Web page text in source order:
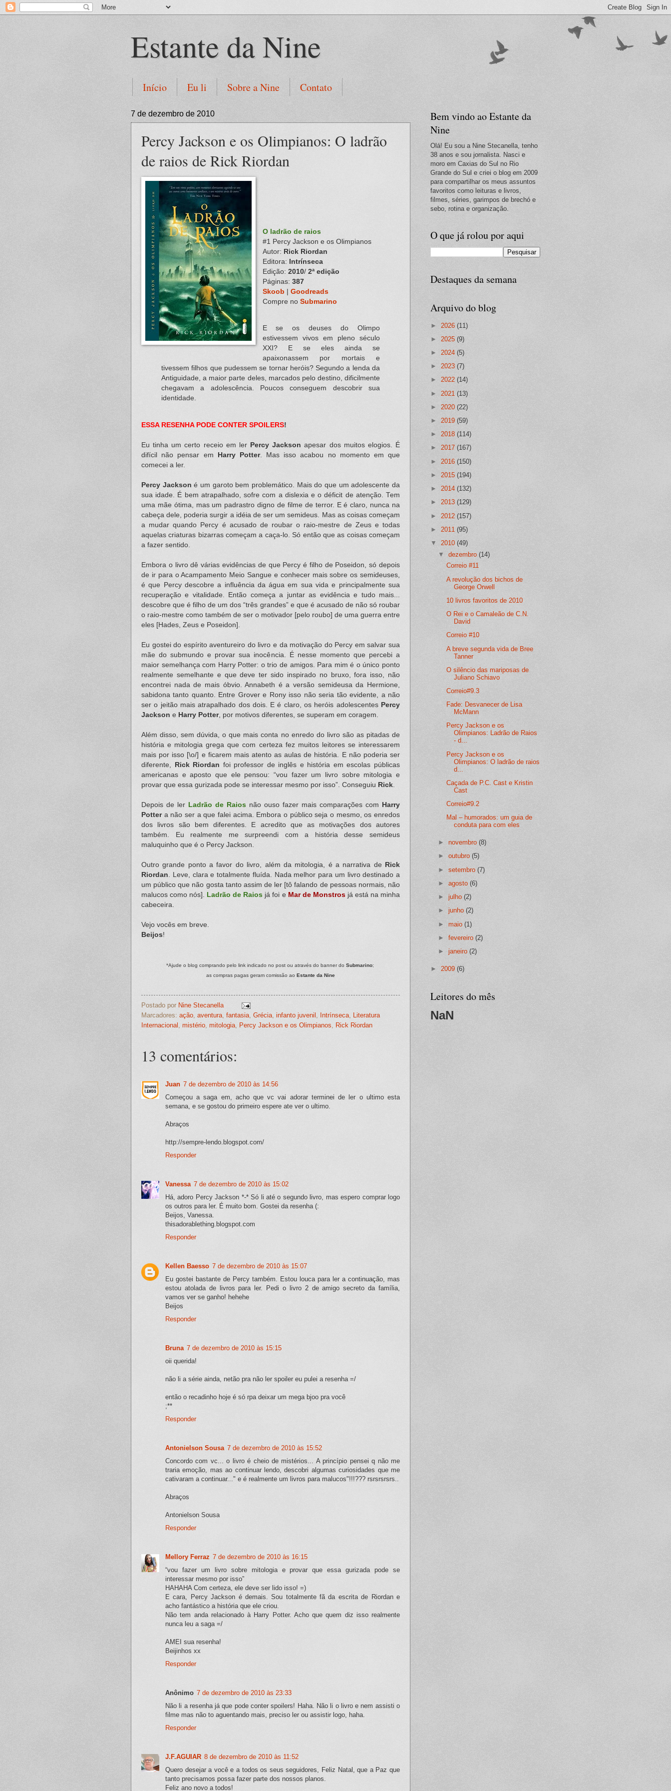
Estante da Nine
Início Eu li Sobre a Nine Contato
7 de dezembro de 2010
Percy Jackson e os Olimpianos: O ladrão
de raios de Rick Riordan
O ladrão de raios
#1 Percy Jackson e os Olimpianos
Autor: Rick Riordan
Editora:
Intrínseca
Edição: 2010/ 2ª edição
Páginas: 387
Skoob
Goodreads
Compre no Submarino
E se os deuses do Olimpo
estivessem vivos em pleno século
XXI? E se eles ainda se
apaixonassem por mortais e
tivessem filhos que pudessem se tornar heróis? Segundo a lenda da
Antiguidade, a maior parte deles, marcados pelo destino, dificilmente
chegavam a adolescência. Poucos conseguem descobrir sua
identidade.
ESSA RESENHA PODE CONTER SPOILERS!
Eu tinha um certo receio em ler Percy Jackson apesar dos muitos elogios. É
difícil não pensar em
Harry Potter. Mas isso acabou no momento em que
comecei a ler.
Percy Jackson é um garoto bem problemático. Mais do que um adolescente da
sua idade. É bem atrapalhado, sofre com a dislexia e o déficit de atenção. Tem
uma mãe ótima, mas um padrastro digno de filme de terror. E é claro, nunca na
cabeça dele, poderia surgir a idéia de ser um semideus. Mas as coisas começam
a mudar quando Percy é acusado de roubar o raio-mestre de Zeus e todas
aquelas criaturas bizarras começam a caça-lo. Só então que as coisas começam
a fazer sentido.
Embora o livro dê várias evidências de que Percy é filho de Poseidon, só depois
de ir para o Acampamento Meio Sangue e conhecer mais sobre os semideuses,
é que Percy descobre a influência da água em sua vida e principalmente sua
recuperação e vitalidade. Então começa a juntar as evidência e tudo mais...
descobre que é filho de um dos “três grandes” e que é acusado de não só roubar
o raio-mestre como também de ser o motivador [pelo roubo] de uma guerra entre
eles [Hades, Zeus e Poseidon].
Eu gostei do espírito aventureiro do livro e da motivação do Percy em salvar sua
mãe do submundo e provar sua inocência. É nesse momento que percebi a
maior semelhança com Harry Potter: o trio de amigos. Para mim é o único ponto
realmente semelhante e que deve ter sido inspirado no bruxo, fora isso, não
encontrei nada de mais óbvio. Annabeth é a versão semideusa da Hermione,
sabidona tanto quanto. Entre Grover e Rony isso não seria tão evidente, a não
ser o jeitão mais atrapalhado dos dois. E é claro, os heróis adolescentes Percy
Jackson e Harry Potter, por motivos diferentes, se superam em coragem.
Além disso, sem dúvida, o que mais conta no enredo do livro são as pitadas de
história e mitologia grega que com certeza fez muitos leitores se interessarem
mais por isso [\o/] e ficarem mais atento as aulas de história. E não poderia ser
diferente,
Rick Riordan foi professor de inglês e história em escolas públicas
americanas e aposto que ele pensou: “vou fazer um livro sobre mitologia e
provar que essa gurizada pode se interessar mesmo por isso”. Conseguiu Rick
Depois de ler Ladrão de Raios não ouso fazer mais comparações com
Harry
Pottera não ser a que falei acima. Embora o público seja o mesmo, os enredos
dos livros são bem diferentes. E acredito que as motivações dos autores
também. Eu realmente me surpreendi com a história desse semideus
maluquinho que é o Percy Jackson.
Outro grande ponto a favor do livro, além da mitologia, é a narrativa de Rick
Riordan . Leve, clara e totalmente fluída. Nada melhor para um livro destinado a
um público que não gosta tanto assim de ler [tô falando de pessoas normais, não
malucos como nós].
Ladrão de Raios já foi e Mar de Monstros já está na minha
cabeceira.
Vejo vocês em breve.
Beijos!
*Ajude o blog comprando pelo link indicado no post ou através do banner do Submarino;
as compras pagas geram comissão ao Estante da Nine
Postado por Nine Stecanella
Marcadores: ação aventura fantasia Grécia infanto juvenil Intrínseca
Literatura
Internacional
mistério mitologia Percy Jackson e os Olimpianos Rick Riordan
13 comentários:
Juan 7 de dezembro de 2010 às 14:56
Começou a saga em, acho que vc vai adorar terminei de ler o ultimo esta
semana, e se gostou do primeiro espere ate ver o ultimo.
Abraços
http://sempre-lendo.blogspot.com/
Responder
Vanessa 7 de dezembro de 2010 às 15:02
Há, adoro Percy Jackson *-* Só li até o segundo livro, mas espero comprar logo
os outros para ler. É muito bom. Gostei da resenha (:
Beijos, Vanessa.
thisadorablething.blogspot.com
Responder
Kellen Baesso 7 de dezembro de 2010 às 15:07
Eu gostei bastante de Percy também. Estou louca para ler a continuação, mas
estou atolada de livros para ler. Pedi o livro 2 de amigo secreto da família,
vamos ver se ganho! hehehe
Beijos
Responder
Bruna 7 de dezembro de 2010 às 15:15
oii querida!
não li a série ainda, netão pra não ler spoiler eu pulei a resenha =/
então o recadinho hoje é só rpa deixar um mega bjoo pra você
;**
Responder
Antonielson Sousa 7 de dezembro de 2010 às 15:52
Concordo com vc... o livro é cheio de mistérios... A princípio pensei q não me
traria emoção, mas ao continuar lendo, descobri algumas curiosidades que me
cativaram a continuar..." e é realmente um livros para malucos"!!!??? rsrsrsrsrs..
Abraços
Antonielson Sousa
Responder
Mellory Ferraz 7 de dezembro de 2010 às 16:15
“vou fazer um livro sobre mitologia e provar que essa gurizada pode se
interessar mesmo por isso”
HAHAHA Com certeza, ele deve ser lido isso! =)
E cara, Percy Jackson é demais. Sou totalmente fã da escrita de Riordan e
acho fantástico a história que ele criou.
Não tem anda relacionado à Harry Potter. Acho que quem diz isso realmente
nunca leu a saga =/
AMEI sua resenha!
Beijinhos xx
Responder
Anônimo 7 de dezembro de 2010 às 23:33
Não li a resenha já que pode conter spoilers! Haha. Não li o livro e nem assisti o
filme mas não to aguentando mais, preciso ler ou assistir logo, haha.
Responder
J.F.AGUIAR 8 de dezembro de 2010 às 11:52
Quero desejar a você e a todos os seus seguidores, Feliz Natal, que a Paz que
tanto precisamos possa fazer parte dos nossos planos.
Feliz ano novo a todos!
Bem vindo ao Estante da
Nine
Olá! Eu sou a Nine Stecanella, tenho
38 anos e sou jornalista. Nasci e
moro em Caxias do Sul no Rio
Grande do Sul e criei o blog em 2009
para compartilhar os meus assuntos
favoritos como leituras e livros,
filmes, séries, garimpos de brechó e
sebo, rotina e organização.
O que já rolou por aqui
Destaques da semana
Arquivo do blog
► 2026 (11)
► 2025 (9)
► 2024 (5)
► 2023 (7)
► 2022 (14)
► 2021 (13)
► 2020 (22)
► 2019 (59)
► 2018 (114)
► 2017 (167)
► 2016 (150)
► 2015 (194)
► 2014 (132)
► 2013 (129)
► 2012 (157)
► 2011 (95)
▼ 2010 (49)
▼dezembro(14)
Correio #11
A revolução dos bichos de
George Orwell
10 livros favoritos de 2010
O Rei e o Camaleão de C.N.
David
Correio #10
A breve segunda vida de Bree
Tanner
O silêncio das mariposas de
Juliano Schiavo
Correio#9.3
Fade: Desvanecer de Lisa
McMann
Percy Jackson e os
Olimpianos: Ladrão de Raios
- d...
Percy Jackson e os
Olimpianos: O ladrão de raios
d...
Caçada de P.C. Cast e Kristin
Cast
Correio#9.2
Mal – humorados: um guia de
conduta para com eles
►novembro(8)
►outubro (5)
►setembro(7)
►agosto(6)
►julho(2)
►junho(2)
►maio (1)
►fevereiro(2)
►janeiro(2)
► 2009 (6)
Leitores do mês
NaN